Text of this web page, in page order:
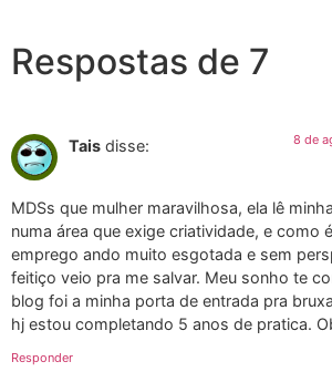
Respostas de 7
Tais disse: 8 de
MDSs que mulher maravilhosa, ela lê
numa área que exige criatividade, e como
emprego ando muito esgotada e sem
feitiço veio pra me salvar. Meu sonho te
blog foi a minha porta de entrada pra
hj estou completando 5 anos de pratica.
Responder